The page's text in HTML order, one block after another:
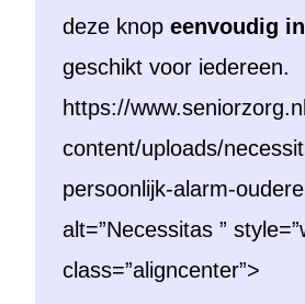
deze knopeenvoudig
geschikt voor iedereen.
https://
content/uploads/
persoonlijk-alarm-
alt=”Necessitas ”
class=”aligncenter”>